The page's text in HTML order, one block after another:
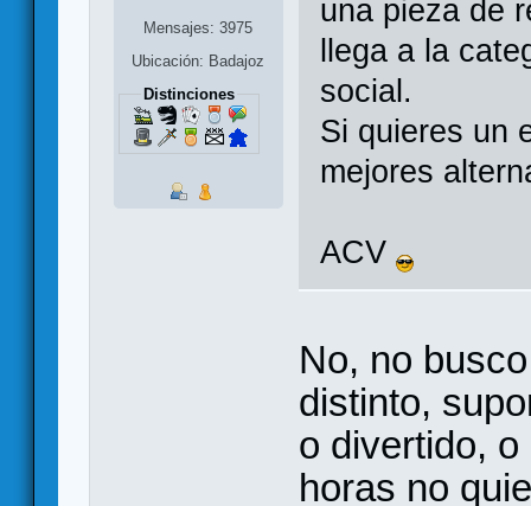
Mensajes: 3975
Ubicación: Badajoz
Distinciones
una pieza de
llega a la
social.
Si quieres un
mejores
ACV
No, no
distinto,
o divertido,
horas no